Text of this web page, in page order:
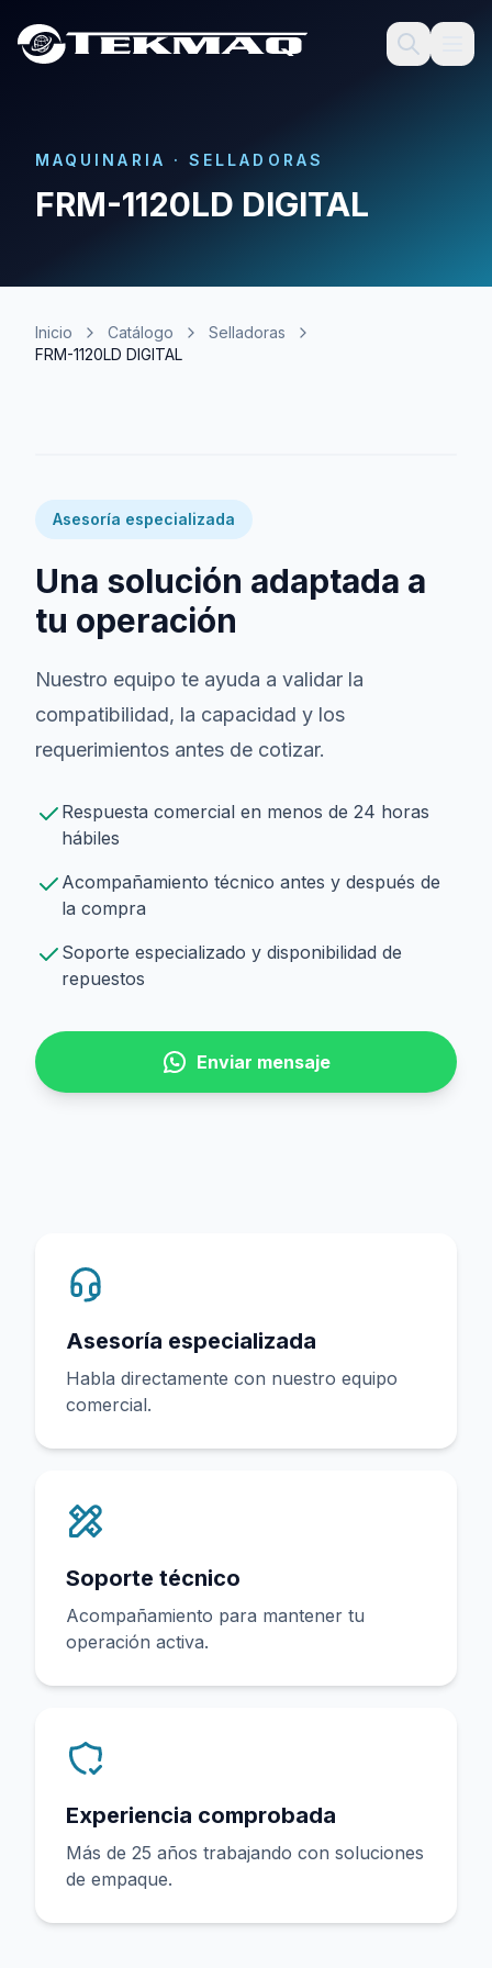
MAQUINARIA ·SELLADORAS
FRM-1120LD DIGITAL
Inicio Catálogo
Selladoras
FRM-1120LD DIGITAL
Asesoría especializada
Una solución adaptada a
tu operación
Nuestro equipo te ayuda a validar la
compatibilidad, la capacidad y los
requerimientos antes de cotizar.
Respuesta comercial en menos de 24 horas
hábiles
Acompañamiento técnico antes y después de
la compra
Soporte especializado y disponibilidad de
repuestos
Enviar mensaje
Asesoría especializada
Habla directamente con nuestro equipo
comercial.
Soporte técnico
Acompañamiento para mantener tu
operación activa.
Experiencia comprobada
Más de 25 años trabajando con soluciones
de empaque.